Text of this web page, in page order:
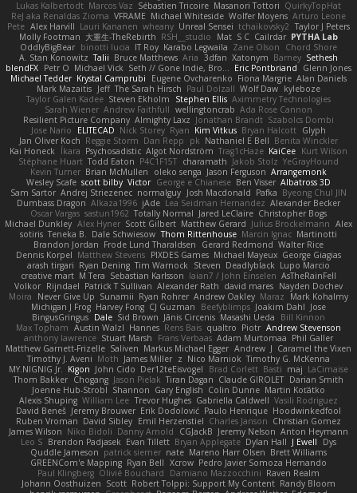
Lukas Kalbertodt Marcos Vaz Sébastien Tricoire Masanori Tottori QuirkyTopHat
ReJ aka Renaldas Zioma VFRAME Michael Whiteside Wolfer Moyens Arturo Leone
Pete Alex Harvill Lauri Kananen wheany Unreal Sensei tchaikovsky2 Taylor J Peters
Molly Footman 大重生-TheRebirth RSH__studio Mat S C Cailrdar PYTHA Lab
OddlyBigBear binotti lucia IT Roy Karabo Legwaila Zane Olson
Chord Shore
A. Stan Konowitz Talii Bruce Matthews Aria 3dfan Xatonym Barney Sethesh
blendFX Petr O Michael Vick Seth // Gone Indie, Bro... Eric Pontbriand
Glenn Jones
Michael Tedder Krystal Camprubi Eugene Ovcharenko Fiona Margrie Alan Daniels
Mark Mazaitis Jeff The Sarah Hirsch Paul Dolzall Wolf Daw kyleboze
Taylor Galen Kadee Steven Ekholm Stephen Ellis Aximmetry Technologies
Sarah Wiener Andrew Faithfull wellingtoncrab Ada Rose Cannon
Resilient Picture Company Almighty Laxz Jonathan Brandt Szabolcs Dombi
Jose Nario
ELITECAD Nick Storey Ryan Kim Vitkus Bryan Halcott Glyph
Jan Oliver Koch Reggie Storm Dan Repp pk Nathaniel E Bell Benita Winckler
Kai Honeck Íkara Psychosadistic Algot Nordström Trag1cHaze KaiCee Kurt Wilson
Stéphane Huart Todd Eaton P4C1F15T charamath Jakob Stolz YeGrayHound
Kevin Turner Brian McMullen oleko senga Jason Ferguson Arrangemonk
Wesley Scafe scott bilby Victor George e Chianese Ben Visser Albatross 3D
Sam Sartor Andrej Striezenec normalguy Josh Macdonald Pafka Byeong Chul JIN
Dumbass Dragon Alkaza1996 jAde Lea Seidman Hernandez Alexander Becker
Oscar Vargas sastun1962 Totally Normal Jared LeClaire Christopher Bogs
Michael Dunkley Alex Hyner Scott Gilbert Matthew Gerard Julius Brockelmann Alex
sotiris Teneka B. Dale Schwiesow Thom Rittenhouse Marcin Ignac Martinotti
Brandon Jordan Frode Lund Tharaldsen Gerard Redmond Walter Rice
Dennis Korpel Matthew Stevens PIXDES Games Michael Mayeux George Giagias
arash tirgari Ryan Dening Tim Warnock Steven Deadlyblack Lupo Marcio
creative mart M Tera Sebastian Karlsson Iaian7 / John Einselen AsTheRainFell
Volkor Rijndael Patrick T Sullivan Alexander Rath david mares Nayden Dochev
Moira
Never Give Up Sunamii Ryan Rohrer Andrew Oakley Maraz
Mark Kohalmy
Michigan J Frog Harvey Fong CJ Guzman Beefyblimps Joakim Dahl Jose
BingusGringus Dale Sid Brown Jānis Circenis Masashi Ueda
Bill Kinnon
Max Topham Austin Walzl Hannes Rens Bais qualtro Piotr Andrew Stevenson
anthony lawrence Stuart Marsh Frans Verbaas Adam Murtomaa Phil Galler
Matthew Garnett-Frizelle Saliven Markus Michael Egger Andrew J Caramel the Vixen
Timothy J. Aveni Moth James Miller z Nico Marniok Timothy G. McKenna
MY.NIGNIG Jr. Kigon John Cido Der12teEisvogel Brad Corlett Basti maj LaCimaise
Thom Bakker Chogang Jason Pielak Tiran Dagan Claude GIROLET Darian Smith
Joenne Hub-Strobl Shannon Gary English Colin Dunne Martin Koťátko
Alexis Shuping William Lee Trevor Hughes Gabriella Caldwell Vasili Rodriguez
David Beneš Jeremy Brouwer Erik Dodolović Paulo Henrique Hoodwinkedfool
Ruben Vroman David Sibley Emil Herzenstiel Charles Janson Christian Gomez
James Wilson Niko Bidoli Danny Arnold CGJackB Jeremy Nelson Anton Heymann
Leo S Brendon Padjasek Evan Tillett Bryan Applegate Dylan Hall J Ewell
Dys
Quddle Jameson patrick siemer nate Mareno Harr Olsen Brett Williams
GREENCom'e Mapping Ryan Bell Xcrow Pedro Javier Somoza Hernando
Paul Klingberg Olivié Bouchard Damiano Mazzocchini Raven Realm
Johann Oosthuizen Scott Robert Tolppi: Support My Content Randy Bloom